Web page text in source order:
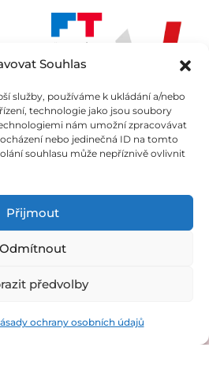
Souhlas
služby, používáme k ukládání a/nebo
technologie jako jsou soubory
nám umožní zpracovávat
nebo jedinečná ID na tomto
souhlasu může nepříznivě ovlivnit
Přijmout
Odmítnout
předvolby
ochrany osobních údajů
602 00 Brno
určeny výhradně ke studijním
neslouží v žádném případě coby
Více informací naleznete